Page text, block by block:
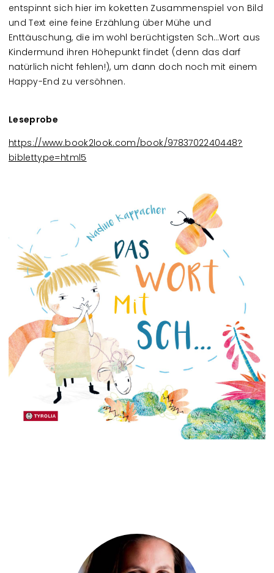
entspinnt sich hier im koketten Zusammenspiel von Bild
und Text eine feine Erzählung über Mühe und
Enttäuschung, die im wohl berüchtigsten Sch…Wort aus
Kindermund ihren Höhepunkt findet (denn das darf
natürlich nicht fehlen!), um dann doch noch mit einem
Happy-End zu versöhnen.
Leseprobe
https://www.book2look.com/book/9783702240448?
biblettype=html5